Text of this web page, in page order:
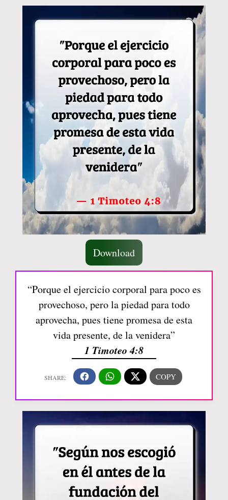
Download
“Porque el ejercicio corporal para poco es
provechoso, pero la piedad para todo
aprovecha, pues tiene promesa de esta
vida presente, de la venidera”
1 Timoteo 4:8